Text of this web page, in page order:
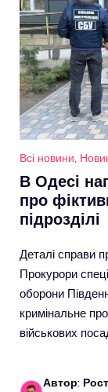
Всі новини,
В Одесі
про
підрозділі
Деталі справи
Прокурори
оборони
кримінальне
військових
Автор: